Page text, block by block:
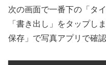
次の画面で一番下の「タ
「書き出し」をタップし
保存」で写真アプリで確認